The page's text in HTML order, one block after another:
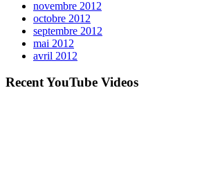
novembre 2012
octobre 2012
septembre 2012
mai 2012
avril 2012
Recent YouTube Videos